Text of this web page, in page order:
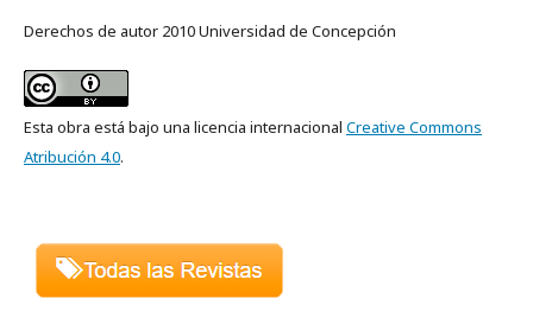
Derechos de autor 2010 Universidad de Concepción
Esta obra está bajo una licencia internacional Creative Commons
Atribución 4.0.